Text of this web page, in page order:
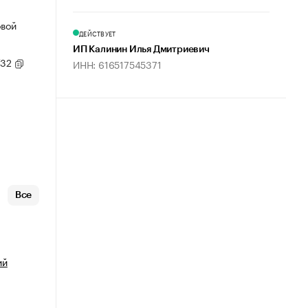
Все
ДЕЙСТВУЕТ
ИП Калинин Илья Дмитриевич
ИНН: 616517545371